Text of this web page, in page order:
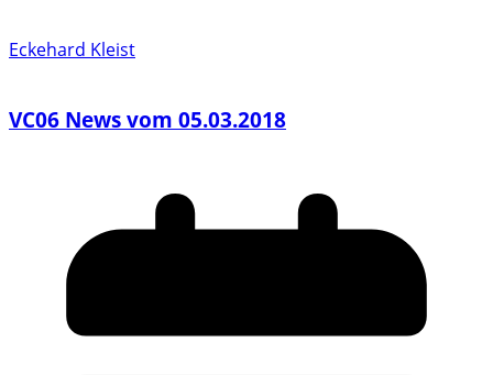
Eckehard Kleist
VC06 News vom 05.03.2018